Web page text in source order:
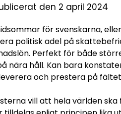
den 2 april 2024
för svenskarna,
politisk adel på
Perfekt för både
nära håll. Kan bara
och prestera på
vill att hela världen